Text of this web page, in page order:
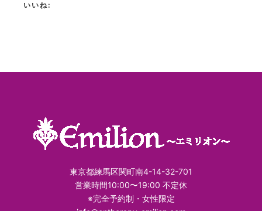
いいね:
東京都練馬区関町南4-14-32-701
営業時間10:00〜19:00 不定休
※完全予約制・女性限定